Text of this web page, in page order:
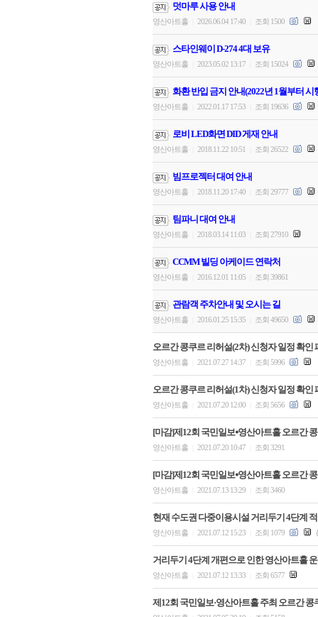
덧마루 사용 안내
영산아트홀 2026.06.04 17:40 조회 1500
스타인웨이 D-274 4대 보유
영산아트홀 2023.05.02 13:17 조회 15024
화환 반입 금지 안내(2022년 1월부터 시
영산아트홀 2022.01.17 17:53 조회 19636
로비 LED화면 DID 게재 안내
영산아트홀 2018.11.22 10:51 조회 26522
빔프로젝터 대여 안내
영산아트홀 2018.11.20 17:40 조회 29777
팀파니 대여 안내
영산아트홀 2018.03.14 11:03 조회 27910
CCMM 빌딩 아케이드 연락처
영산아트홀 2016.12.01 11:05 조회 39861
관람객 주차안내 및 오시는 길
영산아트홀 2016.01.25 15:35 조회 49650
오르간 콩쿠르 리허설(2차) 신청자 일정 확인
영산아트홀 2021.07.27 14:37 조회 5996
오르간 콩쿠르 리허설(1차) 신청자 일정 확인
영산아트홀 2021.07.20 12:00 조회 5656
[마감]제12회 국민일보⦁영산아트홀 오르간
영산아트홀 2021.07.20 10:47 조회 3291
[마감]제12회 국민일보⦁영산아트홀 오르간
영산아트홀 2021.07.13 13:29 조회 3460
현재 수도권 다중이용시설 거리두기 4단계
영산아트홀 2021.07.12 15:23 조회 1079
거리두기 4단계 개편으로 인한 영산아트홀
영산아트홀 2021.07.12 13:33 조회 6577
제12회 국민일보·영산아트홀 주최 오르간 콩